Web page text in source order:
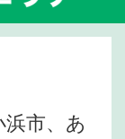
市、あ